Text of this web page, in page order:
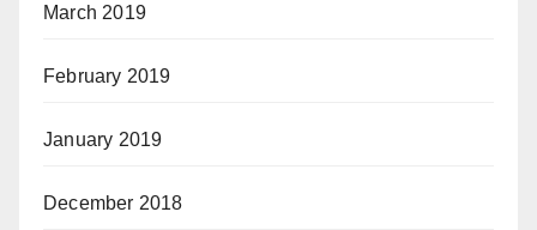
March 2019
February 2019
January 2019
December 2018